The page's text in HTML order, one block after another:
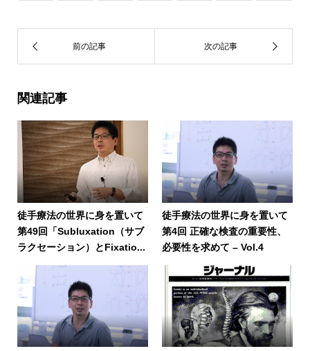
関連記事
徒手療法の世界に身を置いて
第49回「Subluxation（サブ
ラクセーション）とFixatio...
徒手療法の世界に身を置いて
第4回 正確な検査の重要性、
必要性を求めて – Vol.4